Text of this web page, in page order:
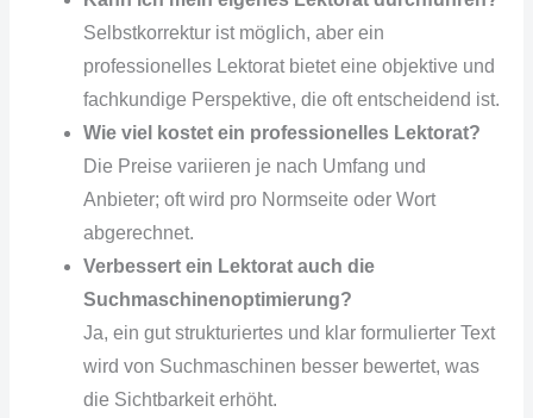
Selbstkorrektur ist möglich, aber ein
professionelles Lektorat bietet eine objektive und
fachkundige Perspektive, die oft entscheidend ist.
Wie viel kostet ein professionelles Lektorat?
Die Preise variieren je nach Umfang und
Anbieter; oft wird pro Normseite oder Wort
abgerechnet.
Verbessert ein Lektorat auch die
Suchmaschinenoptimierung?
Ja, ein gut strukturiertes und klar formulierter Text
wird von Suchmaschinen besser bewertet, was
die Sichtbarkeit erhöht.